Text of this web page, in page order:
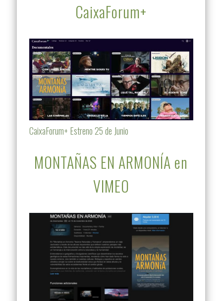
CaixaForum+
CaixaForum+ Estreno 25 de Junio
MONTAÑAS EN ARMONÍA en
VIMEO